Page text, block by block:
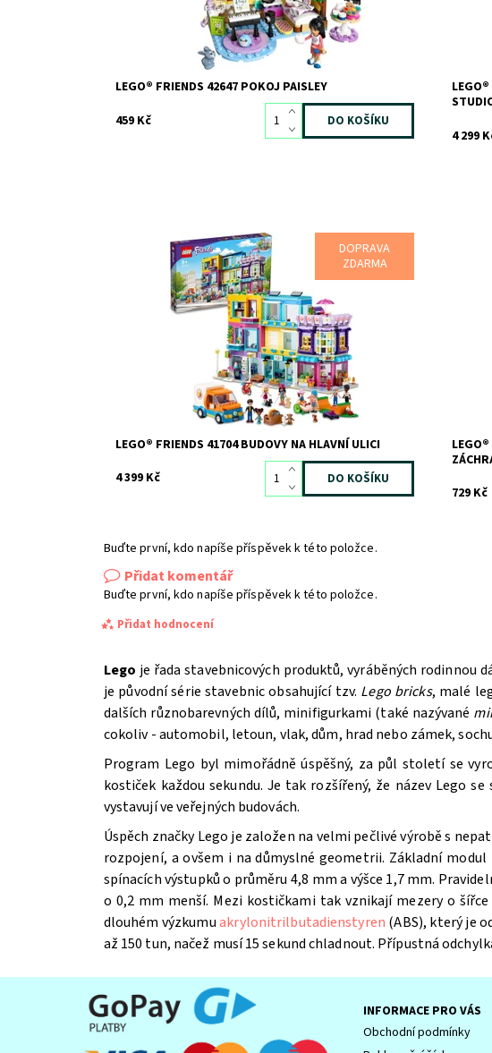
LEGO® FRIENDS 42647 POKOJ PAISLEY
459 Kč
4 299
DOPRAVA
ZDARMA
Rozsáhlý modulární model městské čtvrti obsahuje 12
postav, obchod, kavárnu a kosmetický salón a lze jej
libovolně přestavovat.
Dostupnost:
Skladem2
LEGO
LEGO® FRIENDS 41704 BUDOVY NA HLAVNÍ ULICI
4 399 Kč
v
jídlo
729 Kč
Buďte první, kdo napíše příspěvek k této položce.
Přidat komentář
Buďte první, kdo napíše příspěvek k této položce.
Přidat hodnocení
Souhlasím seZpracováním osobních údajů.
Lego je řada stavebnicových produktů, vyráběných rodinnou
je původní série stavebnic obsahující tzv. Lego bricks, malé
dalších různobarevných dílů, minifigurkami (také nazývané
cokoliv - automobil, letoun, vlak, dům, hrad nebo zámek,
Program Lego byl mimořádně úspěšný, za půl století se
kostiček každou sekundu. Je tak rozšířený, že název Lego
vystavují ve veřejných budovách.
Úspěch značky Lego je založen na velmi pečlivé výrobě s
rozpojení, a ovšem i na důmyslné geometrii. Základní
spínacích výstupků o průměru 4,8 mm a výšce 1,7 mm.
o 0,2 mm menší. Mezi kostičkami tak vznikají mezery o
dlouhém výzkumuakrylonitrilbutadienstyren (ABS), který je
až 150 tun, načež musí 15 sekund chladnout. Přípustná
INFORMACE PRO VÁS
Obchodní podmínky